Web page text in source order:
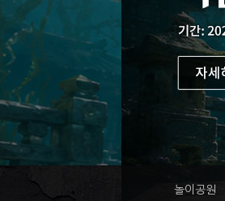
놀이공원